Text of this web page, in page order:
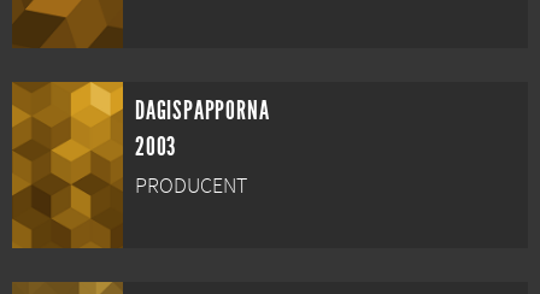
DAGISPAPPORNA
2003
PRODUCENT